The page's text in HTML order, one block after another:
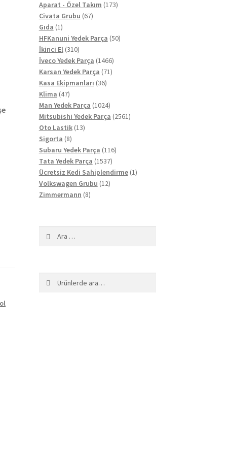
ürün
Aparat - Özel Takım 173173
Civata Grubu 6767
Gıda 11
ürün
HFKanuni Yedek Parça 5050
İkinci El 310310
ürün
İveco Yedek Parça 14661466
ürün
Karsan Yedek Parça 7171
Kasa Ekipmanları 3636
Klima 4747
ürün
Man Yedek Parça 10241024
ürün
Mitsubishi Yedek Parça 25612561
Oto Lastik 1313
Sigorta 88
ürün
Subaru Yedek Parça 116116
Tata Yedek Parça 15371537
ürün
Ücretsiz Kedi Sahiplendirme 11
Volkswagen Grubu 1212
Zimmermann 88